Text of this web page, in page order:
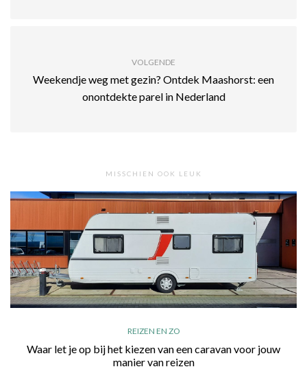
VOLGENDE
Weekendje weg met gezin? Ontdek Maashorst: een
onontdekte parel in Nederland
MISSCHIEN OOK LEUK
REIZEN EN ZO
Waar let je op bij het kiezen van een caravan voor jouw
manier van reizen